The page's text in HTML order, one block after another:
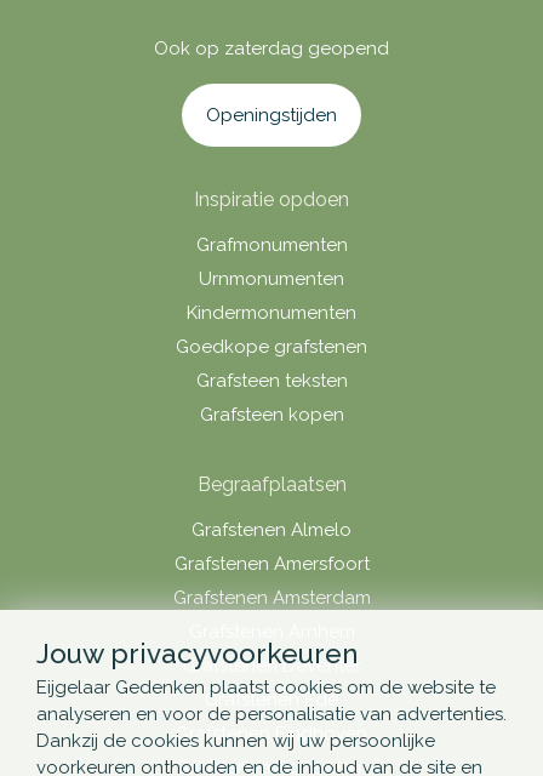
Ook op zaterdag geopend
Openingstijden
Inspiratie opdoen
Grafmonumenten
Urnmonumenten
Kindermonumenten
Goedkope grafstenen
Grafsteen teksten
Grafsteen kopen
Begraafplaatsen
Grafstenen Almelo
Grafstenen Amersfoort
Grafstenen Amsterdam
Grafstenen Deventer
Grafstenen Ede
Grafstenen Eindhoven
Grafstenen Rotterdam
Jouw privacyvoorkeuren
Eijgelaar Gedenken plaatst cookies om de website te
analyseren en voor de personalisatie van advertenties.
Dankzij de cookies kunnen wij uw persoonlijke
voorkeuren onthouden en de inhoud van de site en